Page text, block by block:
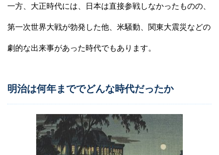
一方、大正時代には、日本は直接参戦しなかったものの、
第一次世界大戦が勃発した他、米騒動、関東大震災などの
劇的な出来事があった時代でもあります。
明治は何年まででどんな時代だったか